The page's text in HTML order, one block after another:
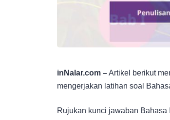
inNalar.com –Artikel berikut
mengerjakan latihan soal
Rujukan kunci jawaban